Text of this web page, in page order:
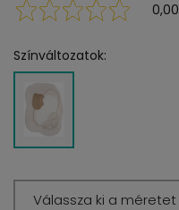
0,00
Színváltozatok:
Válassza ki a méretet